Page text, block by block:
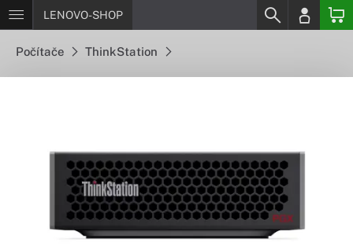
LENOVO-SHOP
Počítače ThinkStation